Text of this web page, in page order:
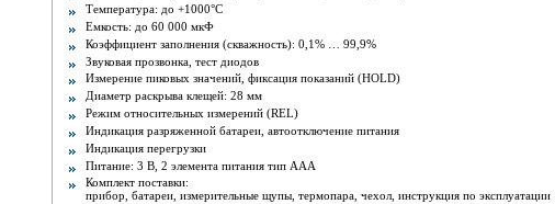
Температура: до +1000°С
Емкость: до 60 000 мкФ
Коэффициент заполнения (скважность): 0,1% … 99,9%
Звуковая прозвонка, тест диодов
Измерение пиковых значений, фиксация показаний (HOLD)
Диаметр раскрыва клещей: 28 мм
Режим относительных измерений (REL)
Индикация разряженной батареи, автоотключение питания
Индикация перегрузки
Питание: 3 В, 2 элемента питания тип AAА
Комплект поставки:
прибор, батареи, измерительные щупы, термопара, чехол, инструкция по эксплуатации